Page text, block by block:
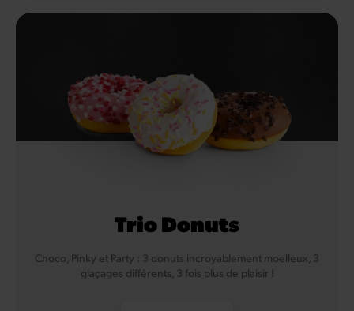
Trio Donuts
Choco, Pinky et Party : 3 donuts incroyablement moelleux, 3
glaçages différents, 3 fois plus de plaisir !